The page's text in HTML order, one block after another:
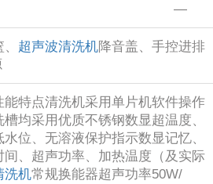
—
超声波清洗机降音盖、手控进排
能特点清洗机采用单片机软件操作
均采用优质不锈钢数显超温度、
位、无溶液保护指示数显记忆、
、超声功率、加热温度（及实际
洗机常规换能器超声功率50W/